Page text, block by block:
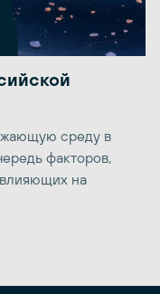
среду в
факторов,
на